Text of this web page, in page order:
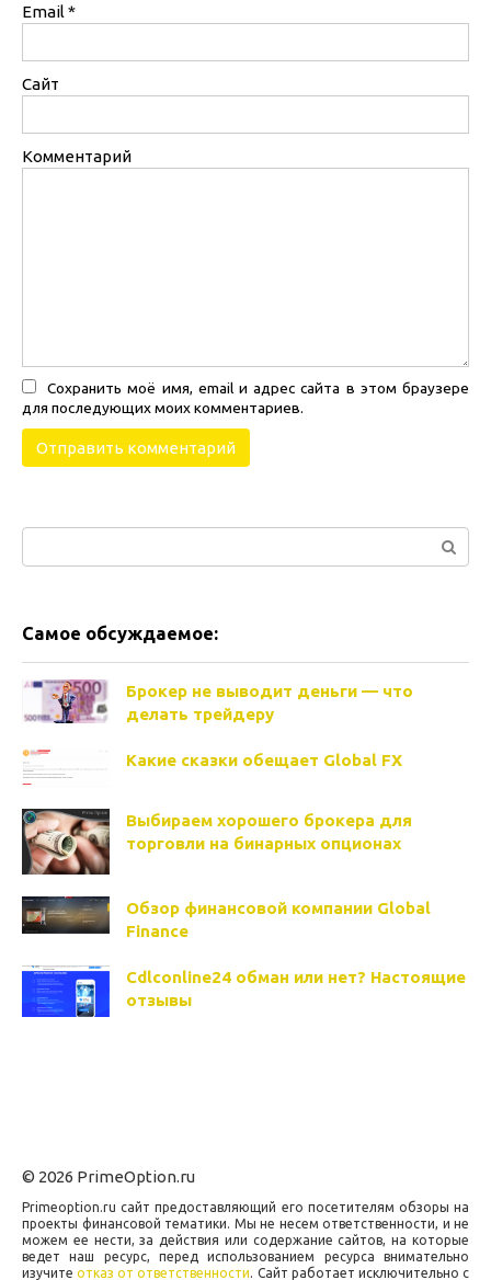
Email *
Сайт
Комментарий
Сохранить моё имя, email и адрес сайта в этом браузере
для последующих моих комментариев.
Самое обсуждаемое:
Брокер не выводит деньги — что
делать трейдеру
Какие сказки обещает Global FX
Выбираем хорошего брокера для
торговли на бинарных опционах
Обзор финансовой компании Global
Finance
Cdlconline24 обман или нет? Настоящие
отзывы
© 2026 PrimeOption.ru
Primeoption.ru сайт предоставляющий его посетителям обзоры на
проекты финансовой тематики. Мы не несем ответственности, и не
можем ее нести, за действия или содержание сайтов, на которые
ведет наш ресурс, перед использованием ресурса внимательно
изучитеотказ от ответственности. Сайт работает исключительно с